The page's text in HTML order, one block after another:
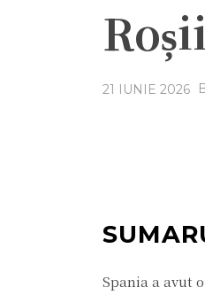
21 IUNIE 2026
Spania a avut